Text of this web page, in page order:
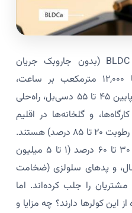
کولرهای آبی مجهز به موتور BLDC (بدون جاروبک جریان
مستقیم) با هوادهی ۴,۰۰۰ تا ۱۲,۰۰۰ مترمکعب بر ساعت،
راندمان ۸۵ تا ۹۵ درصد، و نویز پایین ۴۵ تا ۵۵ دسی‌بل، راه‌حلی
و گلخانه‌ها در اقلیم
متنوع ایران (دمای ۵ تا ۵۰ درجه، رطوبت ۲۰ تا ۸۵ درصد) هستند.
این کولرها با صرفه‌جویی انرژی ۳۰ تا ۶۰ درصد (۱ تا ۵ میلیون
در سال)، عمر ۱۰ تا ۱۵ سال، و پدهای سلولزی (ضخامت
مشتریان را جلب کرده‌اند. اما
این کولرها دارند؟ چه مزایا و